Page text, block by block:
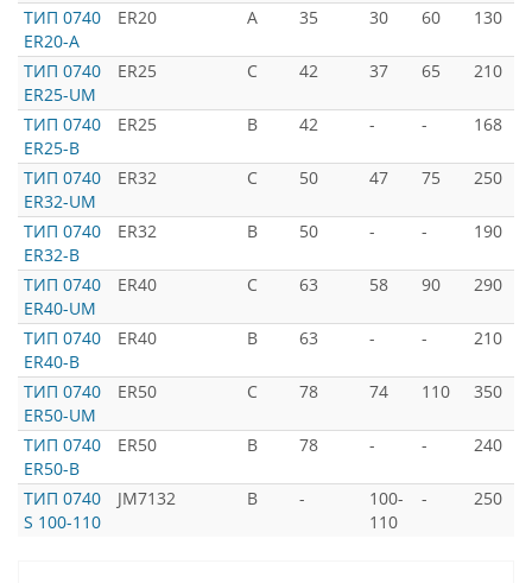
ТИП 0740
ER20-A
ER20 A 35 30 60 130
ТИП 0740
ER25-UM
ER25 C 42 37 65 210
ТИП 0740
ER25-В
ER25 В 42 - - 168
ТИП 0740
ER32-UM
ER32 C 50 47 75 250
ТИП 0740
ER32-B
ER32 B 50 - - 190
ТИП 0740
ER40-UM
ER40 C 63 58 90 290
ТИП 0740
ER40-B
ER40 В 63 - - 210
ТИП 0740
ER50-UM
ER50 C 78 74 110 350
ТИП 0740
ER50-В
ER50 В 78 - - 240
ТИП 0740
S 100-110
JM7132 B -
100-
110
- 250